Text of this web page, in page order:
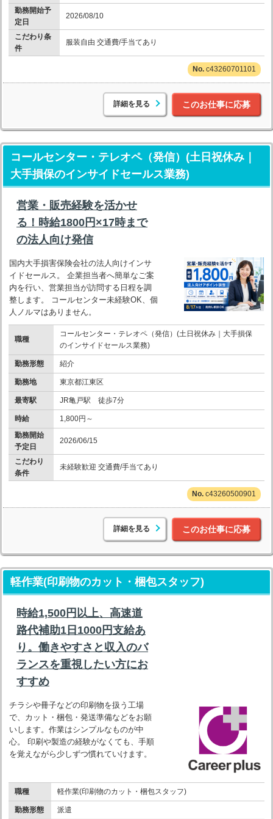
勤務開始予
定日
2026/08/10
こだわり条
件
服装自由 交通費/手当てあり
c43260701101
詳細を見る このお仕事に応募
コールセンター・テレオペ（発信）(土日祝休み｜
大手損保のインサイドセールス業務)
営業・販売経験を活かせ
る！時給1800円×17時まで
の法人向け発信
国内大手損害保険会社の法人向けインサ
イドセールス。 企業担当者へ簡単なご案
内を行い、営業担当が訪問する日程を調
整します。 コールセンター未経験OK、個
人ノルマはありません。
職種
コールセンター・テレオペ（発信）(土日祝休み｜大手損保
のインサイドセールス業務)
勤務形態 紹介
勤務地 東京都江東区
最寄駅 JR亀戸駅 徒歩7分
時給
1,800円～
勤務開始
予定日
2026/06/15
こだわり
条件
未経験歓迎 交通費/手当てあり
c43260500901
詳細を見る このお仕事に応募
軽作業(印刷物のカット・梱包スタッフ)
時給1,500円以上、高速道
路代補助1日1000円支給あ
り。働きやすさと収入のバ
ランスを重視したい方にお
すすめ
チラシや冊子などの印刷物を扱う工場
で、カット・梱包・発送準備などをお願
いします。作業はシンプルなものが中
心。 印刷や製造の経験がなくても、手順
を覚えながら少しずつ慣れていけます。
職種 軽作業(印刷物のカット・梱包スタッフ)
勤務形態 派遣